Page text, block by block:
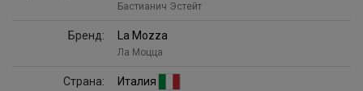
Бастианич Эстейт
Бренд: La Mozza
Ла Моцца
Страна: Италия